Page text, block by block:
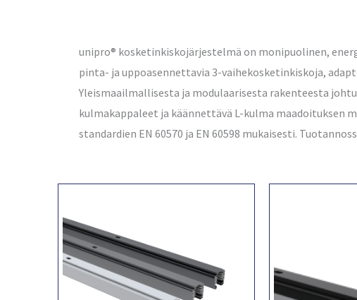
unipro® kosketinkiskojärjestelmä on monipuolinen,
pinta- ja uppoasennettavia 3-vaihekosketinkiskoja,
Yleismaailmallisesta ja modulaarisesta rakenteesta
kulmakappaleet ja käännettävä L-kulma
standardien EN 60570 ja EN 60598 mukaisesti.